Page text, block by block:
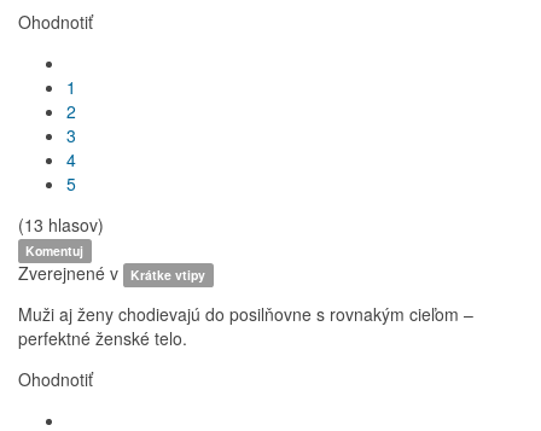
Ohodnotiť
1
2
3
4
5
(13 hlasov)
Komentuj
Zverejnené v Krátke vtipy
Muži aj ženy chodievajú do posilňovne s rovnakým cieľom –
perfektné ženské telo.
Ohodnotiť